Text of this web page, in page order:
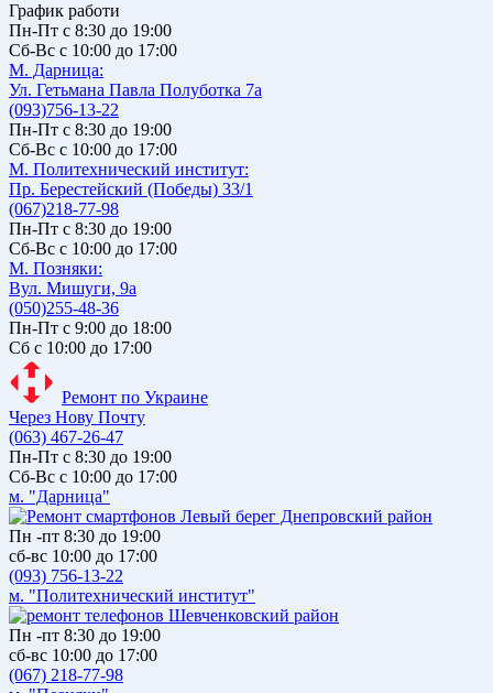
График работи
Пн-Пт с 8:30 до 19:00
Сб-Вс с 10:00 до 17:00
М. Дарницa:
Ул. Гетьмана Павла Полуботка 7а
(093)756-13-22
Пн-Пт с 8:30 до 19:00
Сб-Вс с 10:00 до 17:00
М. Политехнический институт:
Пр. Берестейский (Победы) 33/1
(067)218-77-98
Пн-Пт с 8:30 до 19:00
Сб-Вс с 10:00 до 17:00
М. Позняки:
Вул. Мишуги, 9а
(050)255-48-36
Пн-Пт с 9:00 до 18:00
Сб с 10:00 до 17:00
Ремонт по Украине
Через Нову Почту
(063) 467-26-47
Пн-Пт с 8:30 до 19:00
Сб-Вс с 10:00 до 17:00
м. "Дарница"
Пн -пт 8:30 до 19:00
сб-вс 10:00 до 17:00
(093) 756-13-22
м. "Политехнический институт"
Пн -пт 8:30 до 19:00
сб-вс 10:00 до 17:00
(067) 218-77-98